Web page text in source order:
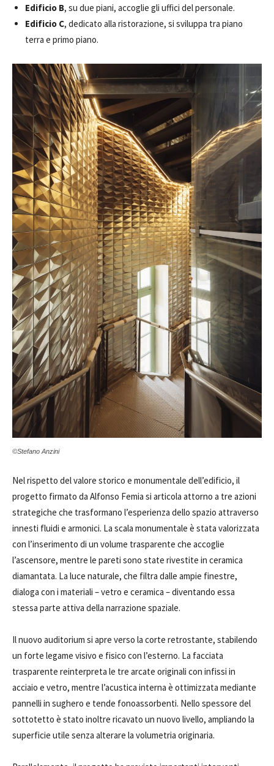
Edificio B, su due piani, accoglie gli uffici del personale.
Edificio C, dedicato alla ristorazione, si sviluppa tra piano
terra e primo piano.
©Stefano Anzini
Nel rispetto del valore storico e monumentale dell’edificio, il
progetto firmato da Alfonso Femia si articola attorno a tre azioni
strategiche che trasformano l’esperienza dello spazio attraverso
innesti fluidi e armonici. La scala monumentale è stata valorizzata
con l’inserimento di un volume trasparente che accoglie
l’ascensore, mentre le pareti sono state rivestite in ceramica
diamantata. La luce naturale, che filtra dalle ampie finestre,
dialoga con i materiali – vetro e ceramica – diventando essa
stessa parte attiva della narrazione spaziale.
Il nuovo auditorium si apre verso la corte retrostante, stabilendo
un forte legame visivo e fisico con l’esterno. La facciata
trasparente reinterpreta le tre arcate originali con infissi in
acciaio e vetro, mentre l’acustica interna è ottimizzata mediante
pannelli in sughero e tende fonoassorbenti. Nello spessore del
sottotetto è stato inoltre ricavato un nuovo livello, ampliando la
superficie utile senza alterare la volumetria originaria.